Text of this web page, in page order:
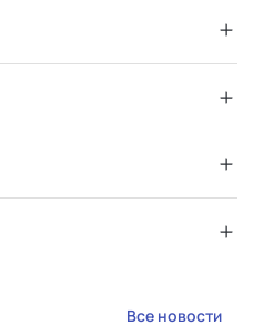
Все новости